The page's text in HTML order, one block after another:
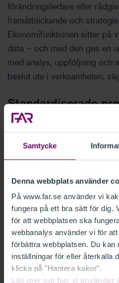
Samtycke
Denna webbplats använder
På www.far.se använder vi
fungera på ett bra sätt för dig.
för att webbplatsen ska
webbanalys använder vi för
förbättra webbplatsen. Du kan
inställningar för eller återkalla
klicka på "Hantera kakor".
Läs mer om hur vi använder
förändringsledare eller
framåtblickande och
Ekonomifunktionen sitter på
data – och med den ges en
med analys, uppföljning och
beslut ute i verksamheten,
Standardiserade
kontinuerlig
Men allt är inte
som minimerar risken för
borttappade uppgifter, väl
och checklistor på plats,
standardisering och
koncernen.
– Arbeta efter
månad, kvartal och år. Det